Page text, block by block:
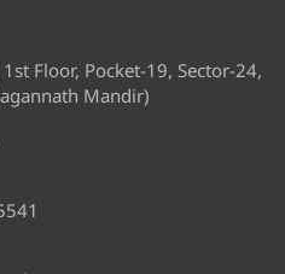
Floor, Pocket-19, Sector-24,
Mandir)